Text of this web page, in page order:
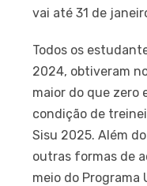
vai até 31 de
Todos os
2024, obtiveram
maior do que zero
condição de
Sisu 2025. Além
outras formas de
meio do Programa